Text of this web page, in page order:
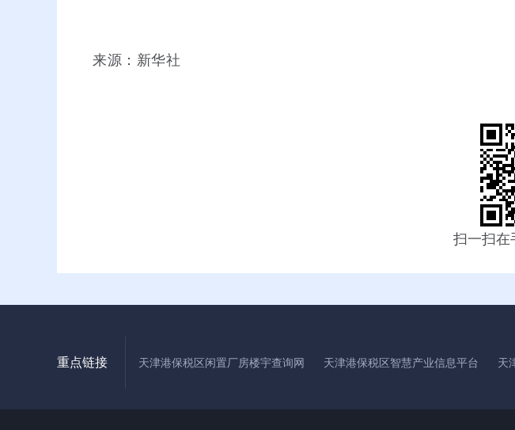
来源： 新华社
扫一扫在
重点链接 天津港保税区闲置厂房楼宇查询网 天津港保税区智慧产业信息平台 天